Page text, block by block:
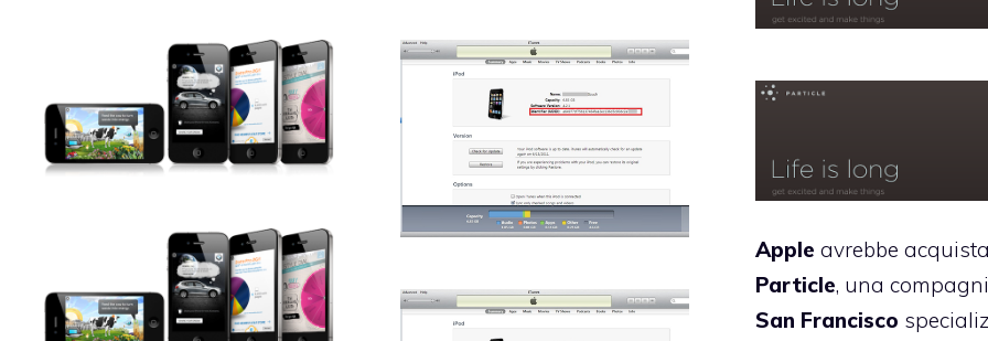
Apple avrebbe
Particle, una
San Francisco